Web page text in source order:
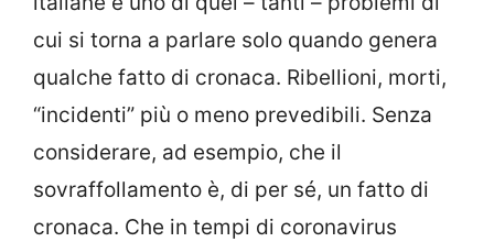
cui si torna a parlare solo quando genera
qualche fatto di cronaca. Ribellioni, morti,
“incidenti” più o meno prevedibili. Senza
considerare, ad esempio, che il
sovraffollamento è, di per sé, un fatto di
cronaca. Che in tempi di coronavirus